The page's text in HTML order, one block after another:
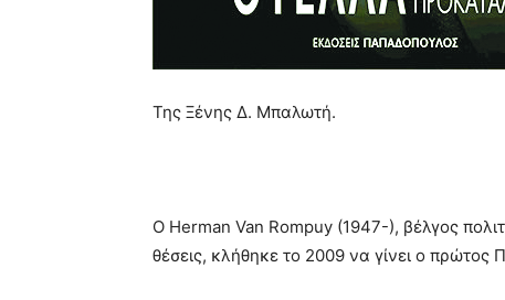
Της Ξένης Δ. Μπαλωτή.
Ο Herman Van Rompuy (1947-), βέλγος
θέσεις, κλήθηκε το 2009 να γίνει ο